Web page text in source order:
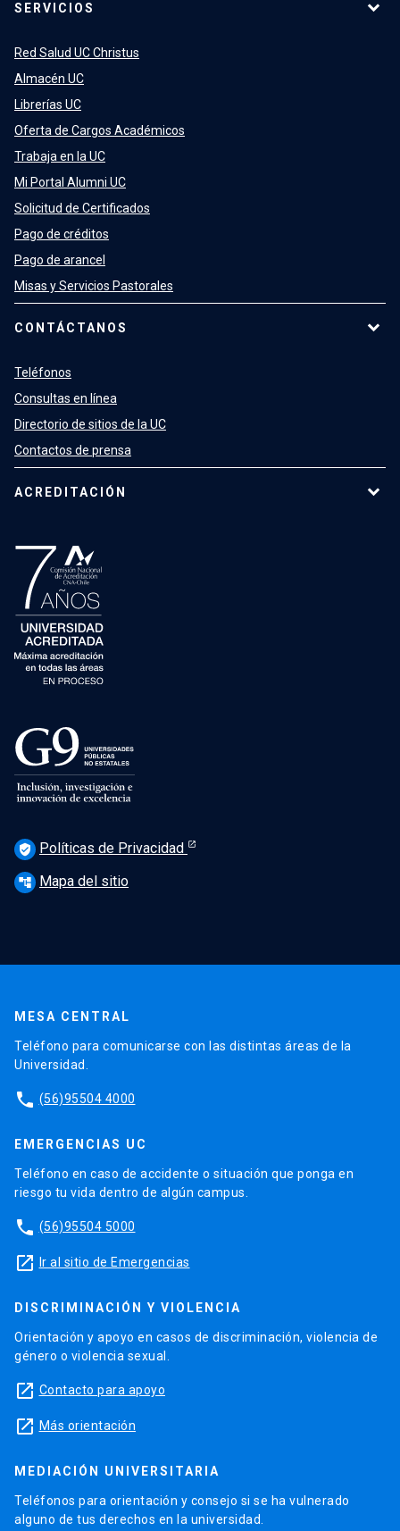
SERVICIOS
Red Salud UC Christus
Almacén UC
Librerías UC
Oferta de Cargos Académicos
Trabaja en la UC
Mi Portal Alumni UC
Solicitud de Certificados
Pago de créditos
Pago de arancel
Misas y Servicios Pastorales
CONTÁCTANOS
Teléfonos
Consultas en línea
Directorio de sitios de la UC
Contactos de prensa
ACREDITACIÓN
verified_user Políticas de Privacidad
account_tree Mapa del sitio
MESA CENTRAL
Teléfono para comunicarse con las distintas áreas de la
Universidad.
phone (56)95504 4000
EMERGENCIAS UC
Teléfono en caso de accidente o situación que ponga en
riesgo tu vida dentro de algún campus.
phone (56)95504 5000
launch Ir al sitio de Emergencias
DISCRIMINACIÓN Y VIOLENCIA
Orientación y apoyo en casos de discriminación, violencia de
género o violencia sexual.
launch Contacto para apoyo
launch Más orientación
MEDIACIÓN UNIVERSITARIA
Teléfonos para orientación y consejo si se ha vulnerado
alguno de tus derechos en la universidad.